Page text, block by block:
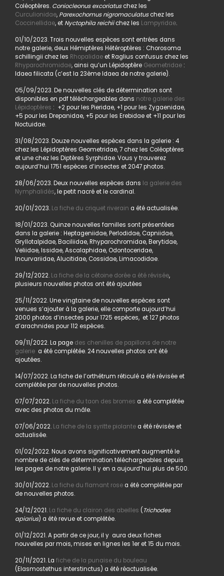
Coléoptères. Coniocleonus excoriatuschez les
Curculionidae, Parexochomus nigromaculatuschez les
Coccinellidae, et Nyctophila reichiichez les Lampyridae.
01/10/2023. Trois nouvelles espèces sont entrées dans
notre galerie, deux Hémiptères Hétéroptères : Chorosoma
schillingii chez les Rhopalidaeet Raglius confusus chez les
Rhyparochromidae, ainsi qu’un Lépidoptère Geometridae:
Idaea filicata (c’est la 23ème Idaea de notre galerie).
05/09/2023. De nouvelles clés de détermination sont
disponibles en pdf téléchargeables dans notre galerie des
Lépidoptères : +2 pour les Pieridae, +1 pour les Zygaenidae,
+5 pour les Drepanidae, +5 pour les Erebidae et +11 pour les
Noctuidae.
31/08/2023. Douze nouvelles espèces dans la galerie : 4
chez les Lépidoptères Geometridae, 7 chez les Coléoptères
et une chez les Diptères Syrphidae. Vous y trouverez
aujourd’hui 1751 espèces d’insectes et 2047 photos.
28/06/2023. Deux nouvelles espèces dans la galerie des
Nymphalidés, le petit nacré et le cardinal.
20/01/2023. La fiche du criquet riverain a été actualisée.
18/01/2023. Quinze nouvelles familles sont présentées
dans la galerie : Heptageniidae, Perlodidae, Capniidae,
Gryllotalpidae, Baciliidae, Rhyparochromidae, Berytidae,
Veliidae, Issidae, Ascalaphidae, Odontoceridae,
Incurvariidae, Alucitidae, Cossidae, Limacodidae.
29/12/2022. La fiche de la cétoine dorée a été révisée,
plusieurs nouvelles photos ont été ajoutées
25/11/2022. Une vingtaine de nouvelles espèces sont
venues s’ajouter à la galerie, elle comporte aujourd’hui
2000 photos d’insectes pour 1725 espèces, et 127 photos
d’arachnides pour 112 espèces.
09/11/2022. La page des chenilles de papillons de notre
galerie a été complétée. 24 nouvelles photos ont été
ajoutées.
14/07/2022. La fiche de l’orthétrum réticulé a été révisée et
complétée par de nouvelles photos.
07/07/2022. La fiche du taon des bromes a été complétée
avec des photos du mâle.
07/06/2022. La fiche de la syritte piolantea été révisée et
actualisée.
01/02/2022. Nous avons significativement augmenté le
nombre de clés de détermination téléchargeables depuis
les pages de notre galerie. Il y en a aujourd’hui plus de 500.
30/01/2022. La fiche du flamant rosea été complétée par
de nouvelles photos.
24/12/2021. La fiche du clairon des abeilles ( Trichodes
apiarius) a été revue et complétée.
01/12/2021. A partir de ce jour, il y aura deux fiches
nouvelles par mois, mises en lignes les 1er et 15 du mois.
20/11/2021. La fiche de la punaise du bouleau
(Elasmostethus interstinctus) a été réactualisée.